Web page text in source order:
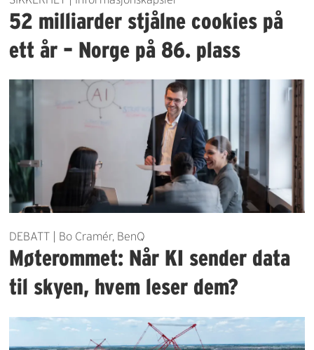
52 milliarder stjålne cookies på
ett år – Norge på 86. plass
DEBATT | Bo Cramér, BenQ
Møterommet: Når KI sender data
til skyen, hvem leser dem?